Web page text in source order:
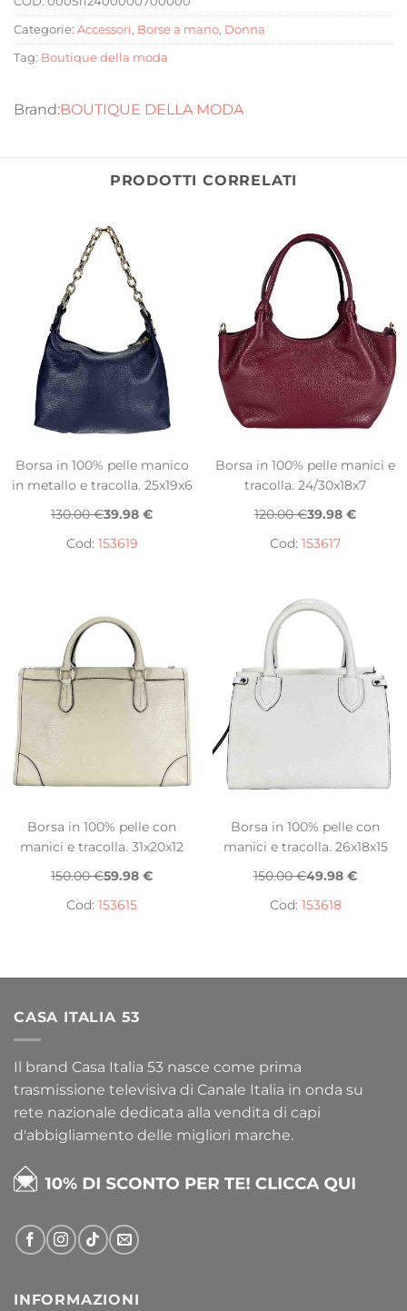
Categorie: Accessori, Borse a mano, Donna
Tag: Boutique della moda
BOUTIQUE DELLA MODA
PRODOTTI CORRELATI
Borsa in 100% pelle manico
in metallo e tracolla. 25x19x6
130.00 €39.98 €
Cod: 153619
Borsa in 100% pelle manici e
tracolla. 24/30x18x7
120.00 €39.98 €
Cod: 153617
Borsa in 100% pelle con
manici e tracolla. 31x20x12
150.00 €59.98 €
Cod: 153615
Borsa in 100% pelle con
manici e tracolla. 26x18x15
150.00 €49.98 €
Cod: 153618
CASA ITALIA 53
Il brand Casa Italia 53 nasce come prima
trasmissione televisiva di Canale Italia in onda su
rete nazionale dedicata alla vendita di capi
d'abbigliamento delle migliori marche.
INFORMAZIONI